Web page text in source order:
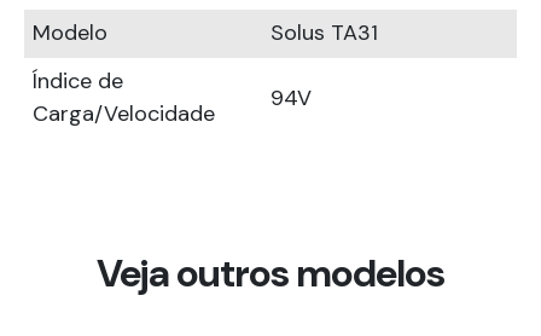
Modelo
Solus TA31
Índice de
Carga/Velocidade
94V
Veja outros modelos